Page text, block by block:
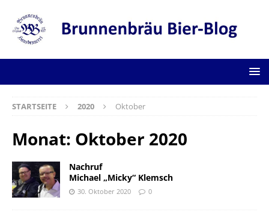
STARTSEITE 2020 Oktober
Monat: Oktober 2020
Nachruf
Michael „Micky“ Klemsch
30. Oktober 2020 0